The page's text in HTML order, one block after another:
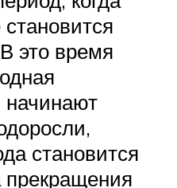
это время
начинают
становится
прекращения